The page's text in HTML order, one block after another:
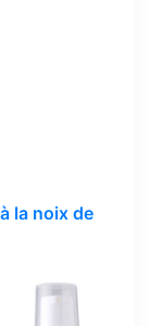
la noix de